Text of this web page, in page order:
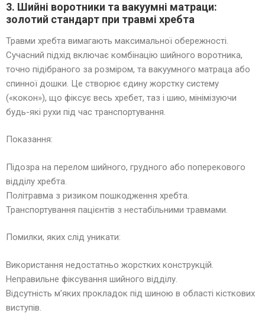
3. Шийні воротники та вакуумні матраци:
золотий стандарт при травмі хребта
Травми хребта вимагають максимальної обережності.
Сучасний підхід включає комбінацію шийного воротника,
точно підібраного за розміром, та вакуумного матраца або
спинної дошки. Це створює єдину жорстку систему
(«кокон»), що фіксує весь хребет, таз і шию, мінімізуючи
будь-які рухи під час транспортування.
Показання:
Підозра на перелом шийного, грудного або поперекового
відділу хребта.
Політравма з ризиком пошкодження хребта.
Транспортування пацієнтів з нестабільними травмами.
Помилки, яких слід уникати:
Використання недостатньо жорстких конструкцій.
Неправильне фіксування шийного відділу.
Відсутність м’яких прокладок під шиною в області кісткових
виступів.